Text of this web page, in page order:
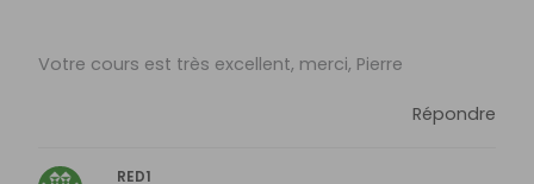
Votre cours est très excellent, merci, Pierre
Répondre
RED1